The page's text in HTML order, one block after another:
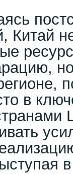
Китай
в